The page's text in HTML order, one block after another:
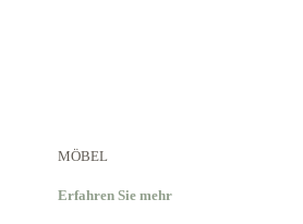
MÖBEL
Erfahren Sie mehr